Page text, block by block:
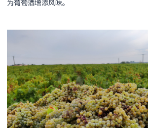
为葡萄酒增添风味。